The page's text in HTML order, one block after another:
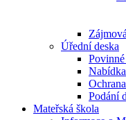
Úřední deska
Podání
Mateřská škola